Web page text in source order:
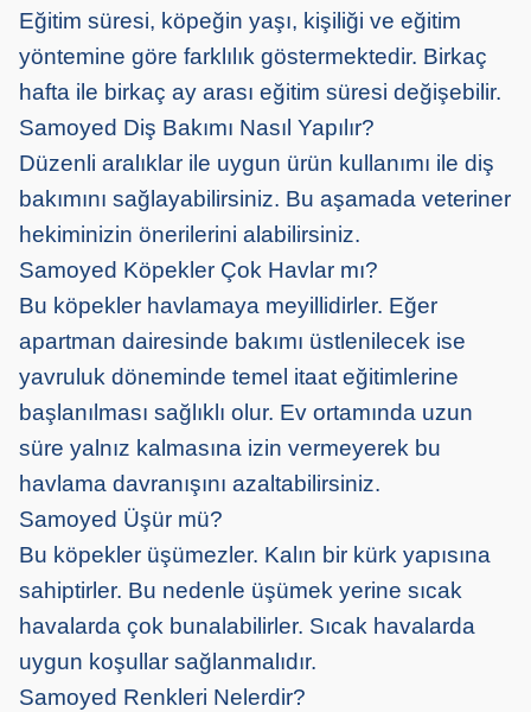
Eğitim süresi, köpeğin yaşı, kişiliği ve eğitim
yöntemine göre farklılık göstermektedir. Birkaç
hafta ile birkaç ay arası eğitim süresi değişebilir.
Samoyed Diş Bakımı Nasıl Yapılır?
Düzenli aralıklar ile uygun ürün kullanımı ile diş
bakımını sağlayabilirsiniz. Bu aşamada veteriner
hekiminizin önerilerini alabilirsiniz.
Samoyed Köpekler Çok Havlar mı?
Bu köpekler havlamaya meyillidirler. Eğer
apartman dairesinde bakımı üstlenilecek ise
yavruluk döneminde temel itaat eğitimlerine
başlanılması sağlıklı olur. Ev ortamında uzun
süre yalnız kalmasına izin vermeyerek bu
havlama davranışını azaltabilirsiniz.
Samoyed Üşür mü?
Bu köpekler üşümezler. Kalın bir kürk yapısına
sahiptirler. Bu nedenle üşümek yerine sıcak
havalarda çok bunalabilirler. Sıcak havalarda
uygun koşullar sağlanmalıdır.
Samoyed Renkleri Nelerdir?